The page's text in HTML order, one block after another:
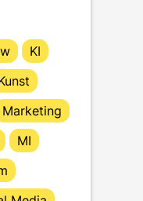
KI
Marketing
MI